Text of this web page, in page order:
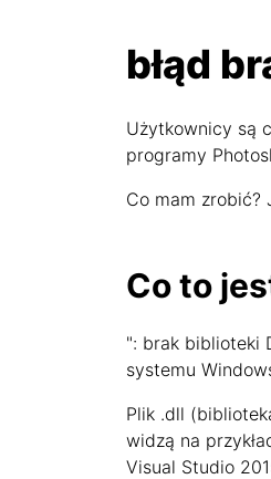
błąd
Użytkownicy są
programy
Co mam zrobić?
Co to
": brak biblioteki
systemu
Plik .dll
widzą na
Visual Studio